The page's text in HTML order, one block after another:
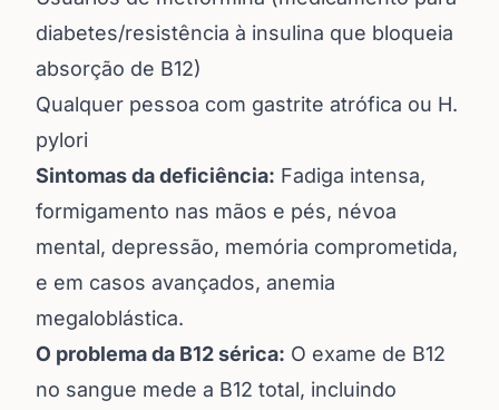
diabetes/resistência à insulina que bloqueia
absorção de B12)
Qualquer pessoa com gastrite atrófica ou H.
pylori
Sintomas da deficiência: Fadiga intensa,
formigamento nas mãos e pés, névoa
mental, depressão, memória comprometida,
e em casos avançados, anemia
megaloblástica.
O problema da B12 sérica: O exame de B12
no sangue mede a B12 total, incluindo